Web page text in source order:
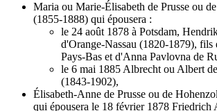
Maria ou Marie-Élisabeth de Prusse ou
(1855-1888) qui épousera :
le 24 août 1878 à Potsdam,
d'Orange-Nassau (1820-1879),
Pays-Bas et d'Anna Pavlovna de
le 6 mai 1885 Albrecht ou Albert
(1843-1902),
Élisabeth-Anne de Prusse ou de
qui épousera le 18 février 1878 Friedrich